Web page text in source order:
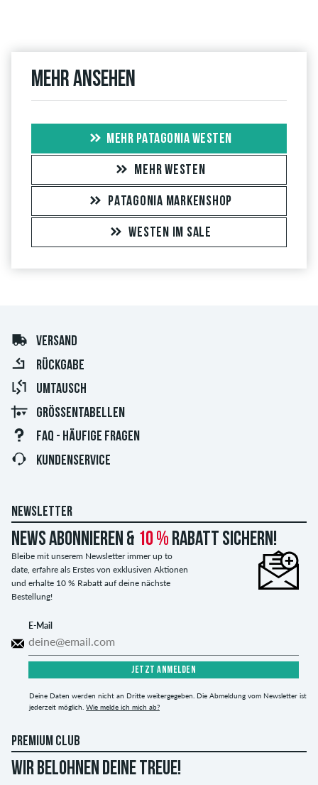
Mehr ansehen
MEHR PATAGONIA WESTEN
MEHR WESTEN
PATAGONIA MARKENSHOP
WESTEN IM SALE
VERSAND
RÜCKGABE
UMTAUSCH
GRÖSSENTABELLEN
FAQ - HÄUFIGE FRAGEN
KUNDENSERVICE
NEWSLETTER
News abonnieren & 10 % Rabatt sichern!
Bleibe mit unserem Newsletter immer up to
date, erfahre als Erstes von exklusiven Aktionen
und erhalte 10 % Rabatt auf deine nächste
Bestellung!
E-Mail
JETZT ANMELDEN
Deine Daten werden nicht an Dritte weitergegeben. Die Abmeldung vom Newsletter ist
jederzeit möglich. Wie melde ich mich ab?
PREMIUM CLUB
WIR BELOHNEN DEINE TREUE!